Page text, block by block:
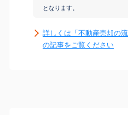
となります。
詳しくは「不動産売却の
の記事をご覧ください